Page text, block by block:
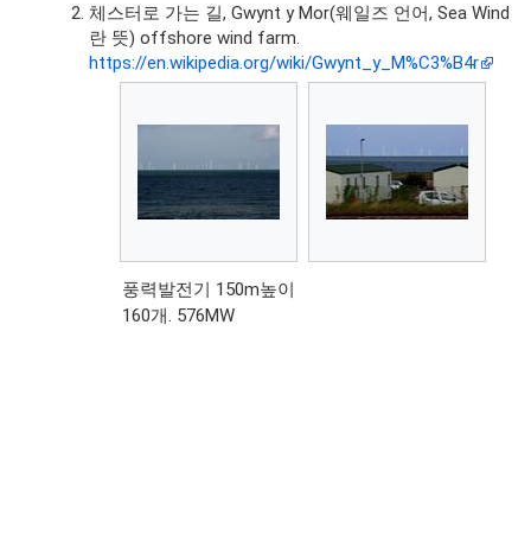
체스터로 가는 길, Gwynt y Mor(웨일즈 언어, Sea Wind
란 뜻) offshore wind farm.
https://en.wikipedia.org/wiki/Gwynt_y_M%C3%B4r
풍력발전기 150m높이
160개. 576MW